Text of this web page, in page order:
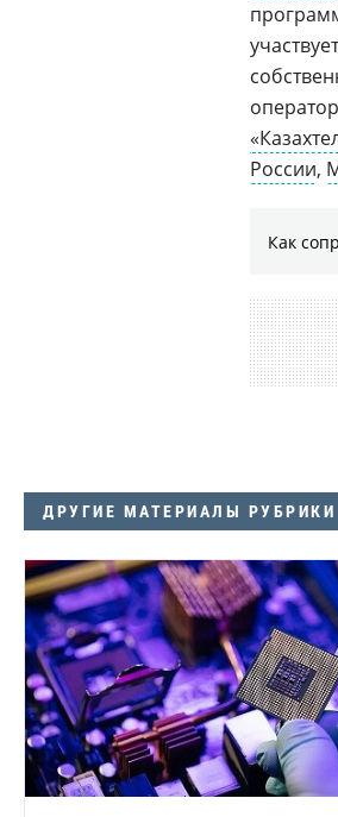
России,
Как
ДРУГИЕ МАТЕРИАЛЫ РУБРИКИ